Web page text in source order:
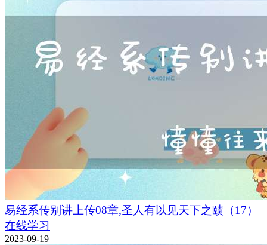
易经系传别讲上传08章,圣人有以见天下之赜（17）
在线学习
2023-09-19